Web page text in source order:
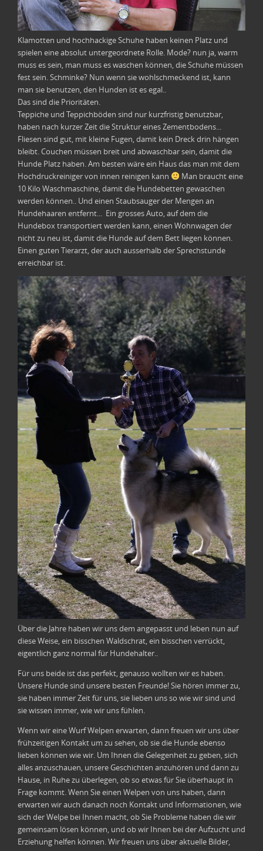
Klamotten und hochhackige Schuhe haben keinen Platz und
spielen eine absolut untergeordnete Rolle. Mode? nun ja, warm
muss es sein, man muss es waschen können, die Schuhe müssen
fest sein. Schminke? Nun wenn sie wohlschmeckend ist, kann
man sie benutzen, den Hunden ist es egal..
Das sind die Prioritäten.
Teppiche und Teppichböden sind nur kurzfristig benutzbar,
haben nach kurzer Zeit die Struktur eines Zementbodens...
Fliesen sind gut, mit kleine Fugen, damit kein Dreck drin hängen
bleibt. Couchen müssen breit und abwaschbar sein, damit die
Hunde Platz haben. Am besten wäre ein Haus das man mit dem
Hochdruckreiniger von innen reinigen kann
Man braucht eine
10 Kilo Waschmaschine, damit die Hundebetten gewaschen
werden können.. Und einen Staubsauger der Mengen an
Hundehaaren entfernt... Ein grosses Auto, auf dem die
Hundebox transportiert werden kann, einen Wohnwagen der
nicht zu neu ist, damit die Hunde auf dem Bett liegen können.
Einen guten Tierarzt, der auch ausserhalb der Sprechstunde
erreichbar ist.
Über die Jahre haben wir uns dem angepasst und leben nun auf
diese Weise, ein bisschen Waldschrat, ein bisschen verrückt,
eigentlich ganz normal für Hundehalter..
Für uns beide ist das perfekt, genauso wollten wir es haben.
Unsere Hunde sind unsere besten Freunde! Sie hören immer zu,
sie haben immer Zeit für uns, sie lieben uns so wie wir sind und
sie wissen immer, wie wir uns fühlen.
Wenn wir eine Wurf Welpen erwarten, dann freuen wir uns über
frühzeitigen Kontakt um zu sehen, ob sie die Hunde ebenso
lieben können wie wir. Um Ihnen die Gelegenheit zu geben, sich
alles anzuschauen, unsere Geschichten anzuhören und dann zu
Hause, in Ruhe zu überlegen, ob so etwas für Sie überhaupt in
Frage kommt. Wenn Sie einen Welpen von uns haben, dann
erwarten wir auch danach noch Kontakt und Informationen, wie
sich der Welpe bei Ihnen macht, ob Sie Probleme haben die wir
gemeinsam lösen können, und ob wir Ihnen bei der Aufzucht und
Erziehung helfen können. Wir freuen uns über aktuelle Bilder,